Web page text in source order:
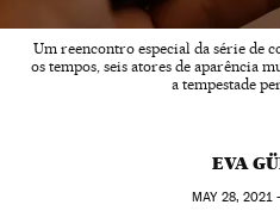
Um reencontro especial da série de
os tempos, seis atores de aparência
a tempestade
EVA
MAY28, 2021